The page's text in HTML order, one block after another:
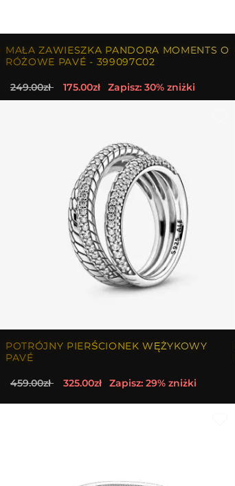
MAŁA ZAWIESZKA PANDORA MOMENTS O
RÓŻOWE PAVÉ - 399097C02
249.00zł 175.00zł Zapisz: 30% zniżki
POTRÓJNY PIERŚCIONEK WĘŻYKOWY
PAVÉ
459.00zł 325.00zł Zapisz: 29% zniżki